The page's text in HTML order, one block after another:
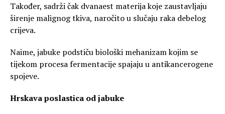
Također, sadrži čak dvanaest materija koje zaustavljaju
širenje malignog tkiva, naročito u slučaju raka debelog
crijeva.
Naime, jabuke podstiču biološki mehanizam kojim se
tijekom procesa fermentacije spajaju u antikancerogene
spojeve.
Hrskava poslastica od jabuke